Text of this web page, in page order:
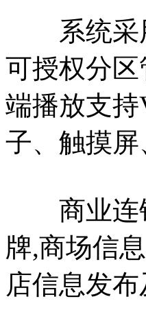
系统采用
可授权分
端播放支
子、触摸
商业连锁
牌,商场信
店信息发